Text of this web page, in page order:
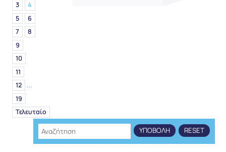
3
4
5
6
7
8
9
10
11
12 ...
19
Τελευταίο